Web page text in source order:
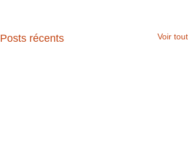
Posts récents Voir tout